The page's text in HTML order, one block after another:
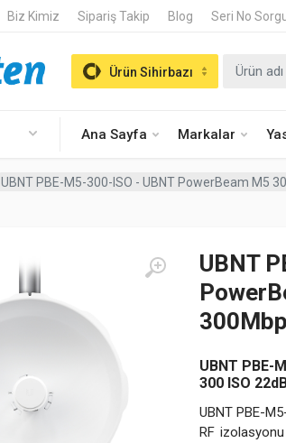
Biz Kimiz Sipariş Takip Blog Seri No
Ana Sayfa Markalar
Ürün Sihirbazı
UBNT PBE-M5-300-ISO - UBNT PowerBeam M5
UBNT
UBNT PBE-
300 ISO
UBNT PBE-
RF